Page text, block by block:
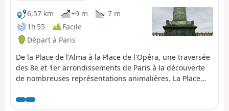
6,57 km
+9 m
-7 m
1h 55
Facile
Départ à Paris
De la Place de l'Alma à la Place de l'Opéra, une traversée
des 8e et 1er arrondissements de Paris à la découverte
de nombreuses représentations animalières. La Place
XVIIIe siècle, et sa colonne centrale richement décorée